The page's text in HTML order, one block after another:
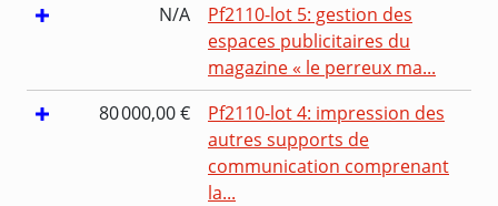
N/A
Pf2110-lot 5: gestion des
espaces publicitaires du
magazine « le perreux ma...
80 000,00 €
Pf2110-lot 4: impression des
autres supports de
communication comprenant
la...